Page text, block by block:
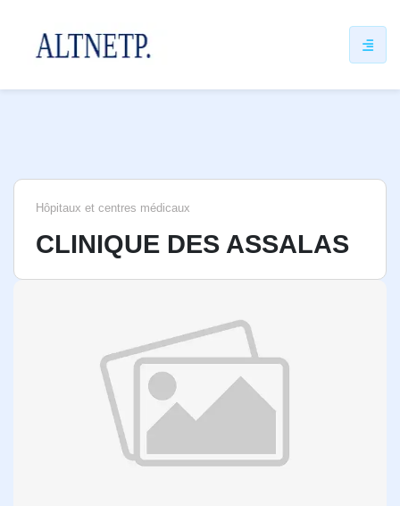
Hôpitaux et centres médicaux
CLINIQUE DES ASSALAS